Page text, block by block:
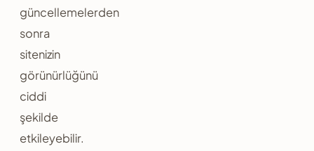
güncellemelerden
sonra
sitenizin
görünürlüğünü
ciddi
şekilde
etkileyebilir.